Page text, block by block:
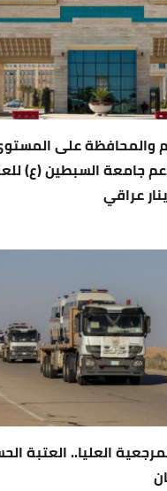
والمحافظة على
جامعة السبطين (ع)
العليا.. العتبة